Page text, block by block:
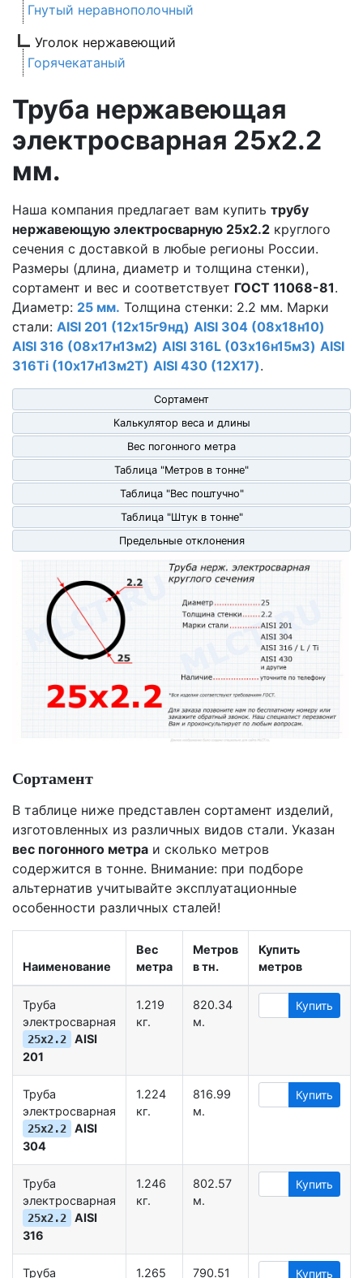
Гнутый неравнополочный
Уголок нержавеющий
Горячекатаный
Труба нержавеющая
электросварная 25х2.2
мм.
Наша компания предлагает вам купить трубу
нержавеющую электросварную 25х2.2 круглого
сечения с доставкой в любые регионы России.
Размеры (длина, диаметр и толщина стенки),
сортамент и вес и соответствует ГОСТ 11068-81.
Диаметр: 25 мм. Толщина стенки: 2.2 мм. Марки
стали: AISI 201 (12х15г9нд) AISI 304 (08х18н10)
AISI 316 (08х17н13м2) AISI 316L (03х16н15м3) AISI
316Ti (10х17н13м2Т) AISI 430 (12Х17).
Сортамент
Калькулятор веса и длины
Вес погонного метра
Таблица "Метров в тонне"
Таблица "Вес поштучно"
Таблица "Штук в тонне"
Предельные отклонения
Сортамент
В таблице ниже представлен сортамент изделий,
изготовленных из различных видов стали. Указан
вес погонного метра и сколько метров
содержится в тонне. Внимание: при подборе
альтернатив учитывайте эксплуатационные
особенности различных сталей!
Наименование
Вес
метра
Метров
в тн.
Купить
метров
Труба
электросварная
25х2.2
AISI
201
1.219
кг.
820.34
м.
Купить
Труба
электросварная
25х2.2
AISI
304
1.224
кг.
816.99
м.
Купить
Труба
электросварная
25х2.2
AISI
316
1.246
кг.
802.57
м.
Купить
Труба 1.265 790.51 Купить